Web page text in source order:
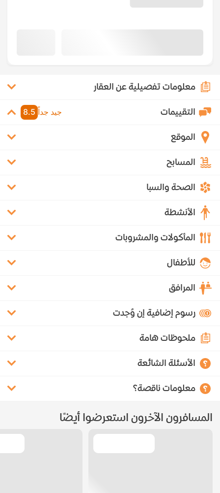
معلومات تفصيلية عن العقار
التقييمات جيد جداً 8.5
الموقع
المسابح
الصحة والسبا
الأنشطة
المأكولات والمشروبات
للأطفال
المرافق
رسوم إضافية إن وُجدت
ملحوظات هامة
الأسئلة الشائعة
معلومات ناقصة؟
المسافرون الآخرون استعرضوا أيضًا